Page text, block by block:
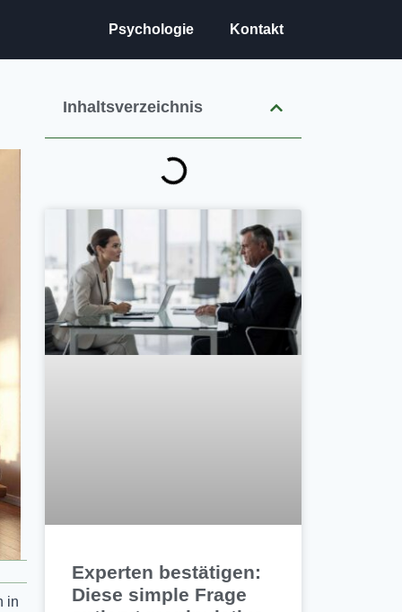
Psychologie Kontakt
Inhaltsverzeichnis
Experten bestätigen:
Diese simple Frage
in